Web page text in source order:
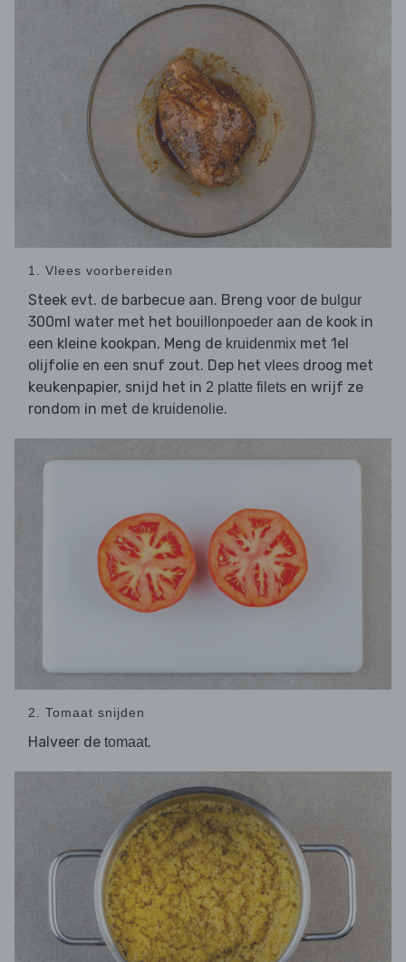
1. Vlees voorbereiden
Steek evt. de barbecue aan. Breng voor de bulgur
300ml water met het bouillonpoeder aan de kook in
een kleine kookpan. Meng de kruidenmix met 1el
olijfolie en een snuf zout. Dep het vlees droog met
keukenpapier, snijd het in 2 platte filets en wrijf ze
rondom in met de kruidenolie.
2. Tomaat snijden
Halveer de tomaat.